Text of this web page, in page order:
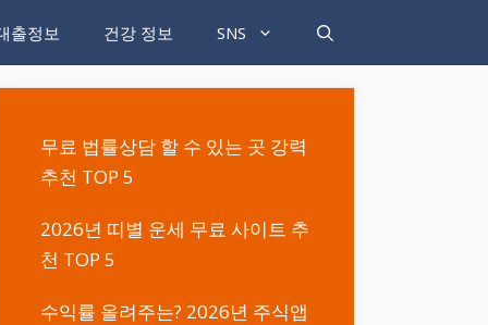
출정보 건강 정보 SNS
무료 법률상담 할 수 있는 곳 강력
추천 TOP 5
2026년 띠별 운세 무료 사이트 추
천 TOP 5
수익률 올려주는? 2026년 주식앱